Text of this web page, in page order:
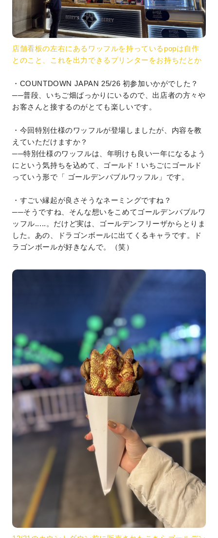
店舗看板の左右にあるワッフルを持っているpopは自作
とのこと、これを出力できるプリンターをお持ちだとか
・COUNTDOWN JAPAN 25/26 初参加いかがでした？
──普段、いちご畑ばっかりにいるので、出店者の方々や
お客さんと接するのがとても楽しいです。
・今回特別仕様のワッフルが登場しましたが、内容を教
えていただけますか？
──特別仕様のワッフルは、年明けも良い一年になるよう
にという気持ちを込めて、ゴールド！いちごにゴールド
っていう形で「 ゴールデンバブルワッフル」です。
・すごい縁起が良さそうなネーミングですね？
──そうですね、そんな想いをこめてゴールデンバブルワ
ッフル.....。だけど実は、ゴールデンフリーザからとりま
した。あの、ドラゴンボールに出てくるキャラです。ド
ラゴンボールが好きなんで。（笑）